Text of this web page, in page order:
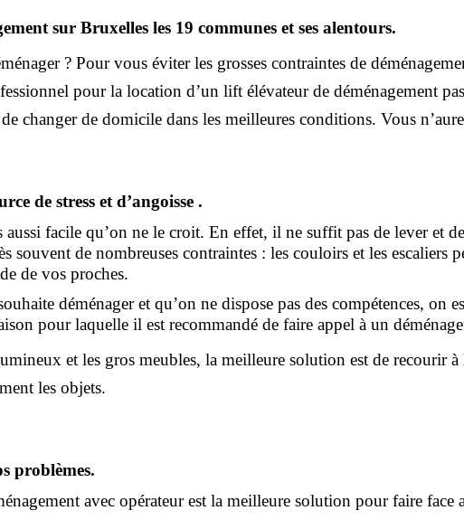
sur Bruxelles les 19 communes et ses alentours.
? Pour vous éviter les grosses contraintes de
pour la location d’un lift élévateur de déménagement
changer de domicile dans les meilleures conditions. Vous
de stress et d’angoisse .
aussi facile qu’on ne le croit. En effet, il ne suffit pas de lever et
souvent de nombreuses contraintes : les couloirs et les escaliers
de vos proches.
déménager et qu’on ne dispose pas des compétences, on
pour laquelle il est recommandé de faire appel à un
et les gros meubles, la meilleure solution est de recourir
les objets.
problèmes.
avec opérateur est la meilleure solution pour faire